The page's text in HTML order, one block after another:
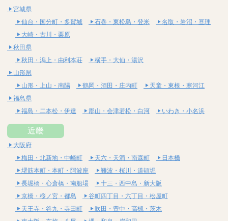
宮城県
仙台・国分町・多賀城
石巻・東松島・登米
名取・岩沼・亘理
大崎・古川・栗原
秋田県
秋田・潟上・由利本荘
横手・大仙・湯沢
山形県
山形・上山・南陽
鶴岡・酒田・庄内町
天童・東根・寒河江
福島県
福島・二本松・伊達
郡山・会津若松・白河 いわき・小名浜
近畿
大阪府
梅田・北新地・中崎町
天六・天満・南森町
日本橋
堺筋本町・本町・阿波座
難波・桜川・道頓堀
長堀橋・心斎橋・南船場
十三・西中島・新大阪
京橋・桜ノ宮・都島
谷町四丁目・六丁目・松屋町
天王寺・谷九・寺田町
吹田・豊中・高槻・茨木